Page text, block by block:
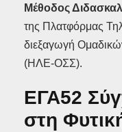
Μέθοδος
της Πλατφόρμας
διεξαγωγή
(ΗΛΕ-ΟΣΣ).
ΕΓΑ52
στη